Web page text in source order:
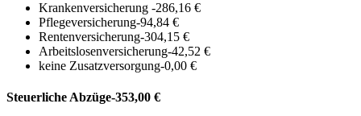
Krankenversicherung -286,16 €
Pflegeversicherung-94,84 €
Rentenversicherung-304,15 €
Arbeitslosenversicherung-42,52 €
keine Zusatzversorgung-0,00 €
Steuerliche Abzüge-353,00 €